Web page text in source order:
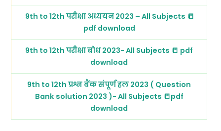
9th to 12th परीक्षा अध्ययन 2023 – All Subjects 📒
pdf download
9th to 12th परीक्षा बोध 2023- All Subjects 📒 pdf
download
9th to 12th प्रश्न बैंक संपूर्ण हल 2023 ( Question
Bank solution 2023 )- All Subjects 📒pdf
download